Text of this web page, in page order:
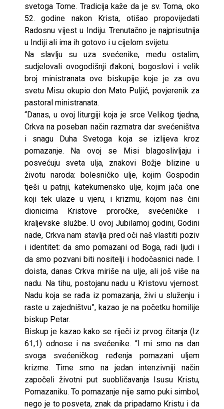
svetoga Tome. Tradicija kaže da je sv. Toma, oko
52. godine nakon Krista, otišao propovijedati
Radosnu vijest u Indiju. Trenutačno je najprisutnija
u Indiji ali ima ih gotovo i u cijelom svijetu.
Na slavlju su uza svećenike, među ostalim,
sudjelovali ovogodišnji đakoni, bogoslovi i velik
broj ministranata ove biskupije koje je za ovu
svetu Misu okupio don Mato Puljić, povjerenik za
pastoral ministranata.
“Danas, u ovoj liturgiji koja je srce Velikog tjedna,
Crkva na poseban način razmatra dar svećeništva
i snagu Duha Svetoga koja se izlijeva kroz
pomazanje. Na ovoj se Misi blagoslivljaju i
posvećuju sveta ulja, znakovi Božje blizine u
životu naroda: bolesničko ulje, kojim Gospodin
tješi u patnji, katekumensko ulje, kojim jača one
koji tek ulaze u vjeru, i krizmu, kojom nas čini
dionicima Kristove proročke, svećeničke i
kraljevske službe. U ovoj Jubilarnoj godini, Godini
nade, Crkva nam stavlja pred oči naš vlastiti poziv
i identitet: da smo pomazani od Boga, radi ljudi i
da smo pozvani biti nositelji i hodočasnici nade. I
doista, danas Crkva miriše na ulje, ali još više na
nadu. Na tihu, postojanu nadu u Kristovu vjernost.
Nadu koja se rađa iz pomazanja, živi u služenju i
raste u zajedništvu”, kazao je na početku homilije
biskup Petar.
Biskup je kazao kako se riječi iz prvog čitanja (Iz
61,1) odnose i na svećenike. “I mi smo na dan
svoga svećeničkog ređenja pomazani uljem
krizme. Time smo na jedan intenzivniji način
započeli životni put suobličavanja Isusu Kristu,
Pomazaniku. To pomazanje nije samo puki simbol,
nego je to posveta, znak da pripadamo Kristu i da